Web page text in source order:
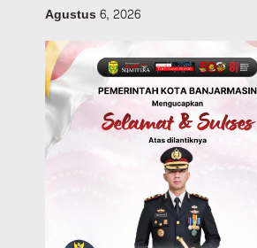
Agustus 6, 2026
Dinas PUPR Kalsel Pembangunan
Tindak Lanjut
Pascakecelakaan Maut,
Pemerintah Janji
Tingkatkan Fasilitas
Keselamatan Jalan
Alternatif Banjarbaru–